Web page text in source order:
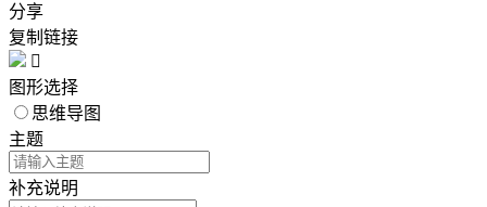
分享
复制链接

图形选择
思维导图
主题
补充说明